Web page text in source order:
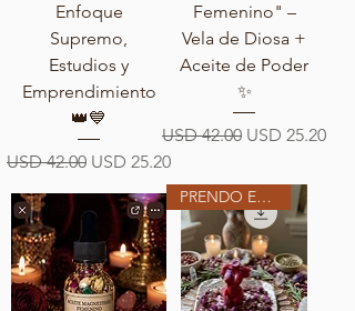
Enfoque
Supremo,
Estudios y
Emprendimiento
👑💙
Precio
USD 42.00 Precio de oferta
USD 25.20
Femenino" –
Vela de Diosa +
Aceite de Poder
✨
Precio
USD 42.00 Precio de
USD 25.20
PRENDO EN MI ALTAR